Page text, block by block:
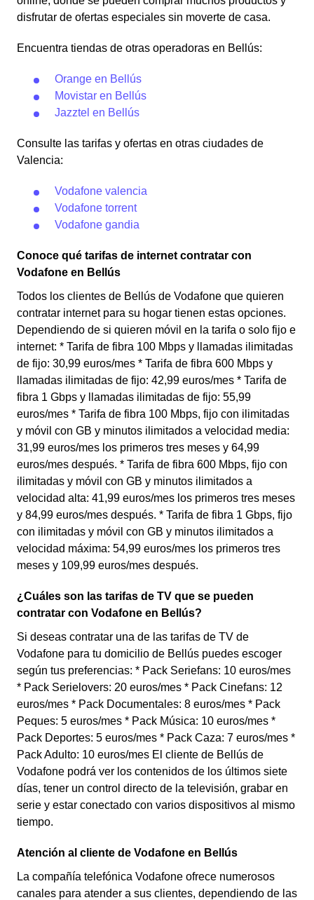
disfrutar de ofertas especiales sin moverte de casa.
Encuentra tiendas de otras operadoras en Bellús:
Orange en Bellús
Movistar en Bellús
Jazztel en Bellús
Consulte las tarifas y ofertas en otras ciudades de
Valencia:
Vodafone valencia
Vodafone torrent
Vodafone gandia
Conoce qué tarifas de internet contratar con
Vodafone en Bellús
Todos los clientes de Bellús de Vodafone que quieren
contratar internet para su hogar tienen estas opciones.
Dependiendo de si quieren móvil en la tarifa o solo fijo e
internet: * Tarifa de fibra 100 Mbps y llamadas ilimitadas
de fijo: 30,99 euros/mes * Tarifa de fibra 600 Mbps y
llamadas ilimitadas de fijo: 42,99 euros/mes * Tarifa de
fibra 1 Gbps y llamadas ilimitadas de fijo: 55,99
euros/mes * Tarifa de fibra 100 Mbps, fijo con ilimitadas
y móvil con GB y minutos ilimitados a velocidad media:
31,99 euros/mes los primeros tres meses y 64,99
euros/mes después. * Tarifa de fibra 600 Mbps, fijo con
ilimitadas y móvil con GB y minutos ilimitados a
velocidad alta: 41,99 euros/mes los primeros tres meses
y 84,99 euros/mes después. * Tarifa de fibra 1 Gbps, fijo
con ilimitadas y móvil con GB y minutos ilimitados a
velocidad máxima: 54,99 euros/mes los primeros tres
meses y 109,99 euros/mes después.
¿Cuáles son las tarifas de TV que se pueden
contratar con Vodafone en Bellús?
Si deseas contratar una de las tarifas de TV de
Vodafone para tu domicilio de Bellús puedes escoger
según tus preferencias: * Pack Seriefans: 10 euros/mes
* Pack Serielovers: 20 euros/mes * Pack Cinefans: 12
euros/mes * Pack Documentales: 8 euros/mes * Pack
Peques: 5 euros/mes * Pack Música: 10 euros/mes *
Pack Deportes: 5 euros/mes * Pack Caza: 7 euros/mes *
Pack Adulto: 10 euros/mes El cliente de Bellús de
Vodafone podrá ver los contenidos de los últimos siete
días, tener un control directo de la televisión, grabar en
serie y estar conectado con varios dispositivos al mismo
tiempo.
Atención al cliente de Vodafone en Bellús
La compañía telefónica Vodafone ofrece numerosos
canales para atender a sus clientes, dependiendo de las